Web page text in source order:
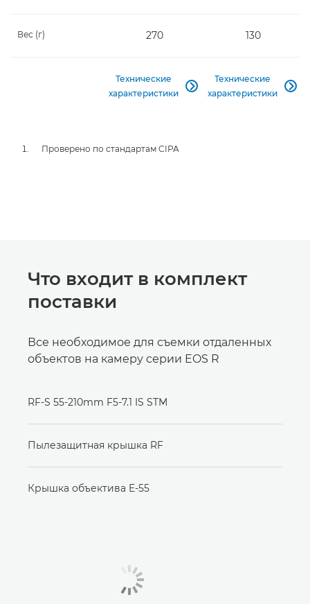
Вес (г) 270 130
Технические
характеристики

Технические
характеристики

Проверено по стандартам CIPA
Что входит в комплект
поставки
Все необходимое для съемки отдаленных
объектов на камеру серии EOS R
RF-S 55-210mm F5-7.1 IS STM
Пылезащитная крышка RF
Крышка объектива E-55